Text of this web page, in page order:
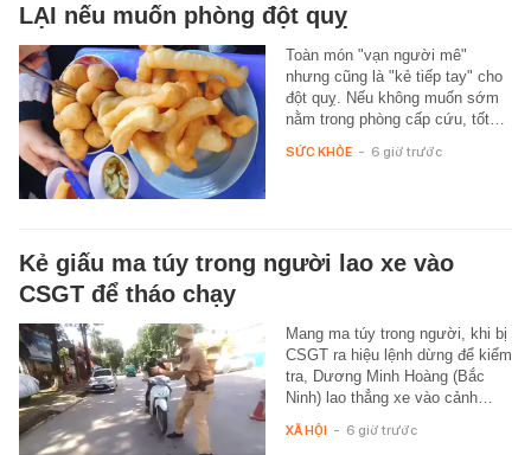
LẠI nếu muốn phòng đột quỵ
Toàn món "vạn người mê"
nhưng cũng là "kẻ tiếp tay" cho
đột quỵ. Nếu không muốn sớm
nằm trong phòng cấp cứu, tốt…
SỨC KHỎE - 6 giờ trước
Kẻ giấu ma túy trong người lao xe vào
CSGT để tháo chạy
Mang ma túy trong người, khi bị
CSGT ra hiệu lệnh dừng để kiểm
tra, Dương Minh Hoàng (Bắc
Ninh) lao thẳng xe vào cảnh…
XÃ HỘI - 6 giờ trước